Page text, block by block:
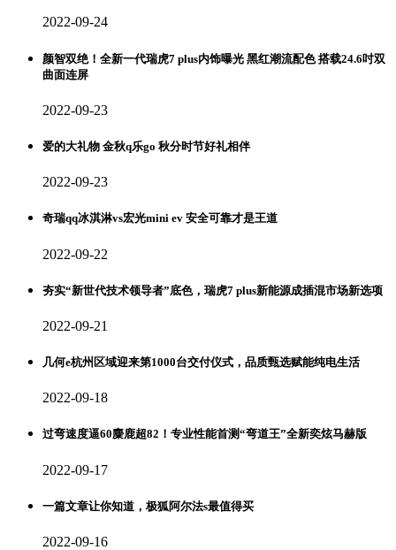
2022-09-24
颜智双绝！全新一代瑞虎7 plus内饰曝光 黑红潮流配色 搭载24.6吋双
曲面连屏
2022-09-23
爱的大礼物 金秋q乐go 秋分时节好礼相伴
2022-09-23
奇瑞qq冰淇淋vs宏光mini ev 安全可靠才是王道
2022-09-22
夯实“新世代技术领导者”底色，瑞虎7 plus新能源成插混市场新选项
2022-09-21
几何e杭州区域迎来第1000台交付仪式，品质甄选赋能纯电生活
2022-09-18
过弯速度逼60麋鹿超82！专业性能首测“弯道王”全新奕炫马赫版
2022-09-17
一篇文章让你知道，极狐阿尔法s最值得买
2022-09-16